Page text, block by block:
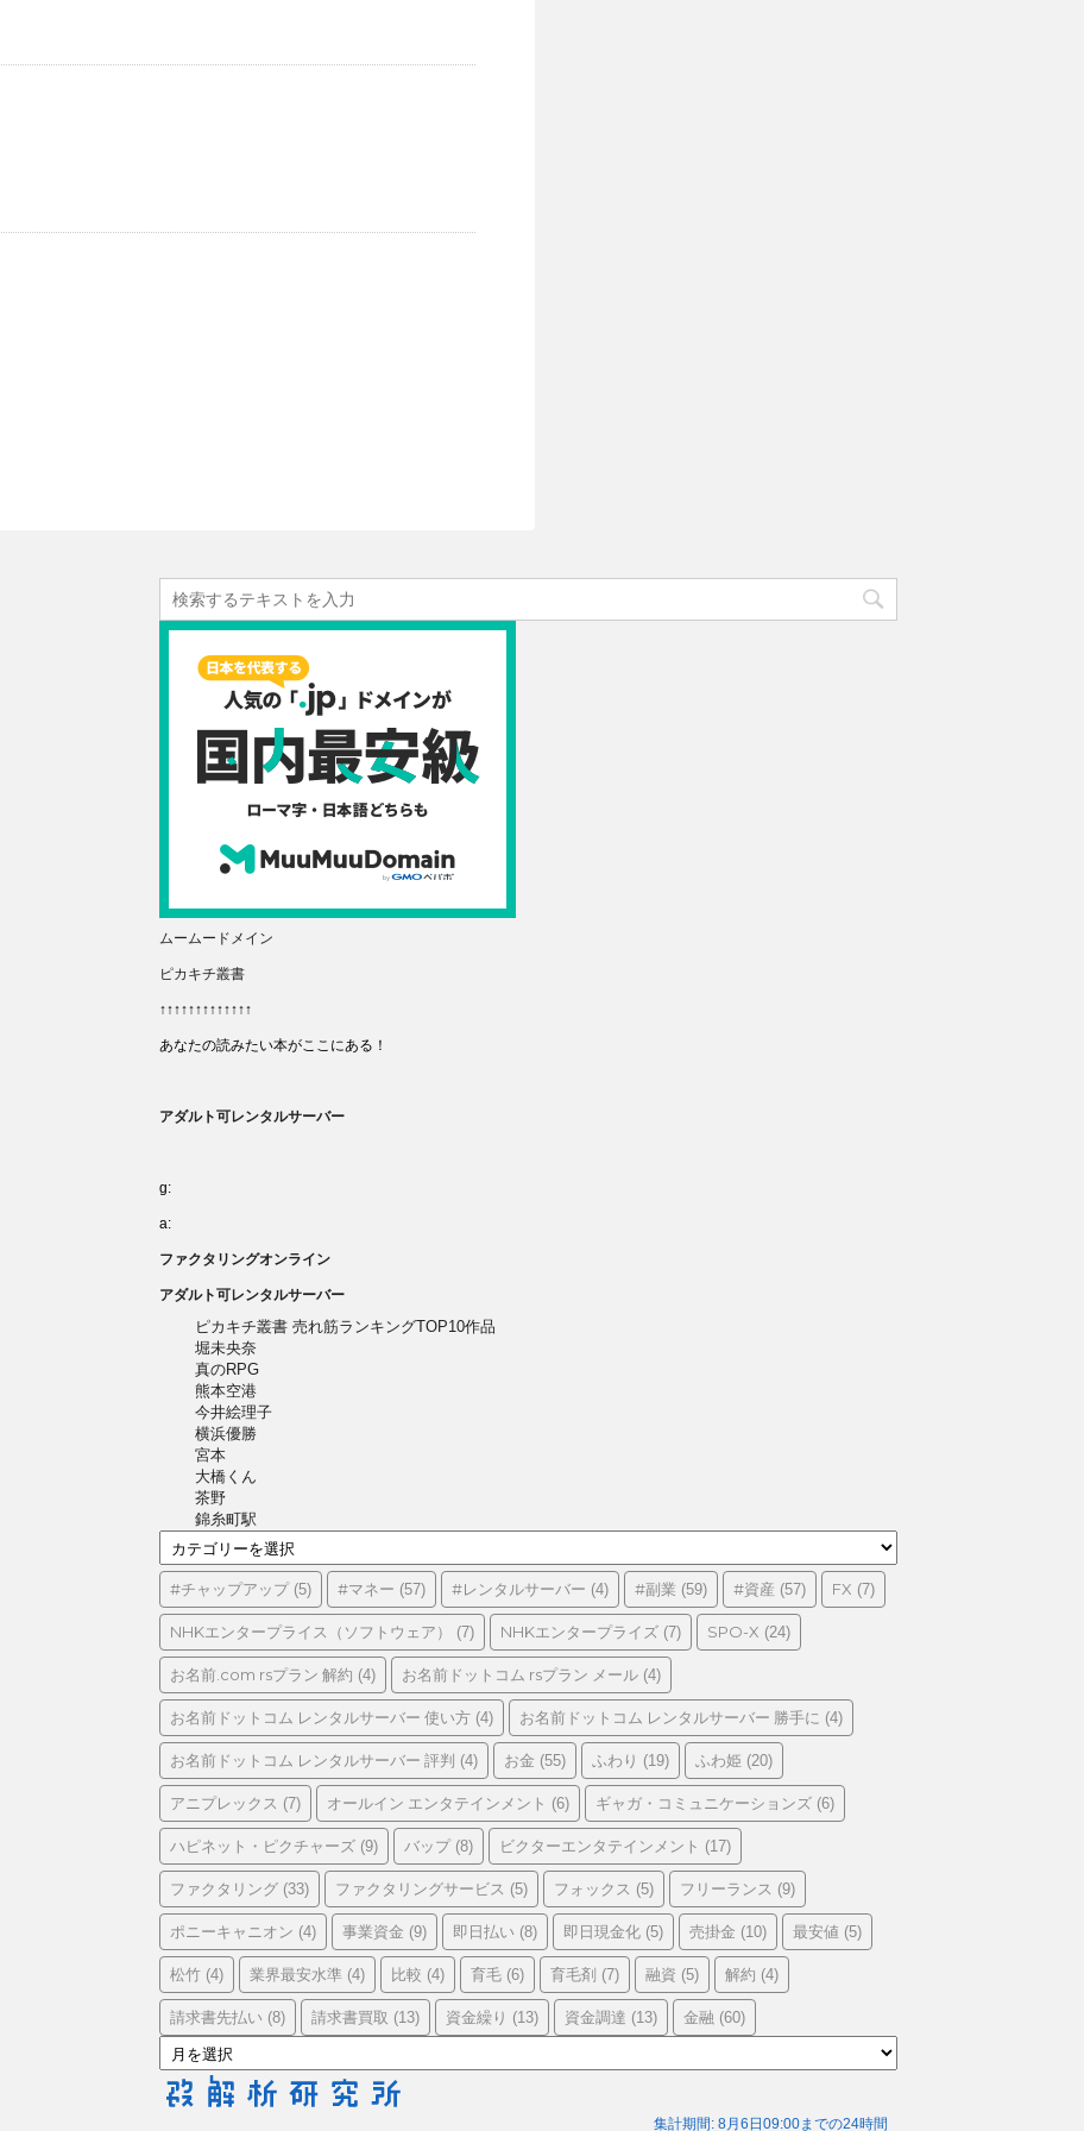
ムームードメイン
ピカキチ叢書
↑↑↑↑↑↑↑↑↑↑↑↑↑
あなたの読みたい本がここにある！
アダルト可レンタルサーバー
g:
a:
ファクタリングオンライン
アダルト可レンタルサーバー
ピカキチ叢書 売れ筋ランキングTOP10作品
堀未央奈
真のRPG
熊本空港
今井絵理子
横浜優勝
宮本
大橋くん
茶野
錦糸町駅
テ
ゴ
リ
ー
#チャップアップ(5) #マネー (57) #レンタルサーバー (4) #副業 (59) #資産 (57) FX (7)
NHKエンタープライス（ソフトウェア） (7) NHKエンタープライズ (7) SPO-X (24)
お名前.com rsプラン 解約 (4) お名前ドットコム rsプラン メール (4)
お名前ドットコム レンタルサーバー 使い方 (4) お名前ドットコム レンタルサーバー 勝手に (4)
お名前ドットコム レンタルサーバー 評判 (4) お金 (55) ふわり (19) ふわ姫 (20)
アニプレックス (7) オールイン エンタテインメント (6) ギャガ・コミュニケーションズ (6)
ハピネット・ピクチャーズ (9) バップ(8) ビクターエンタテインメント (17)
ファクタリング (33) ファクタリングサービス (5) フォックス (5) フリーランス (9)
ポニーキャニオン (4) 事業資金 (9) 即日払い (8) 即日現金化 (5) 売掛金 (10) 最安値 (5)
松竹 (4) 業界最安水準 (4) 比較 (4) 育毛 (6) 育毛剤 (7) 融資 (5) 解約 (4)
請求書先払い (8) 請求書買取 (13) 資金繰り (13) 資金調達 (13) 金融 (60)
ー
カ
イ